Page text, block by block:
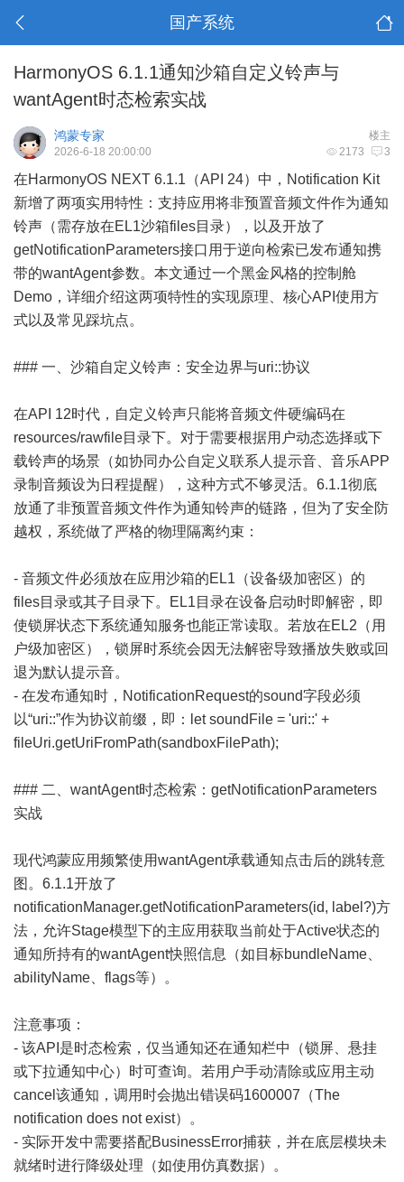
国产系统
HarmonyOS 6.1.1通知沙箱自定义铃声与
wantAgent时态检索实战
楼主
鸿蒙专家
2173 3
2026-6-18 20:00:00
在HarmonyOS NEXT 6.1.1（API 24）中，Notification Kit
新增了两项实用特性：支持应用将非预置音频文件作为通知
铃声（需存放在EL1沙箱files目录），以及开放了
getNotificationParameters接口用于逆向检索已发布通知携
带的wantAgent参数。本文通过一个黑金风格的控制舱
Demo，详细介绍这两项特性的实现原理、核心API使用方
式以及常见踩坑点。
### 一、沙箱自定义铃声：安全边界与uri::协议
在API 12时代，自定义铃声只能将音频文件硬编码在
resources/rawfile目录下。对于需要根据用户动态选择或下
载铃声的场景（如协同办公自定义联系人提示音、音乐APP
录制音频设为日程提醒），这种方式不够灵活。6.1.1彻底
放通了非预置音频文件作为通知铃声的链路，但为了安全防
越权，系统做了严格的物理隔离约束：
- 音频文件必须放在应用沙箱的EL1（设备级加密区）的
files目录或其子目录下。EL1目录在设备启动时即解密，即
使锁屏状态下系统通知服务也能正常读取。若放在EL2（用
户级加密区），锁屏时系统会因无法解密导致播放失败或回
退为默认提示音。
- 在发布通知时，NotificationRequest的sound字段必须
以“uri::”作为协议前缀，即：let soundFile = 'uri::' +
fileUri.getUriFromPath(sandboxFilePath);
### 二、wantAgent时态检索：getNotificationParameters
实战
现代鸿蒙应用频繁使用wantAgent承载通知点击后的跳转意
图。6.1.1开放了
notificationManager.getNotificationParameters(id, label?)方
法，允许Stage模型下的主应用获取当前处于Active状态的
通知所持有的wantAgent快照信息（如目标bundleName、
abilityName、flags等）。
注意事项：
- 该API是时态检索，仅当通知还在通知栏中（锁屏、悬挂
或下拉通知中心）时可查询。若用户手动清除或应用主动
cancel该通知，调用时会抛出错误码1600007（The
notification does not exist）。
- 实际开发中需要搭配BusinessError捕获，并在底层模块未
就绪时进行降级处理（如使用仿真数据）。